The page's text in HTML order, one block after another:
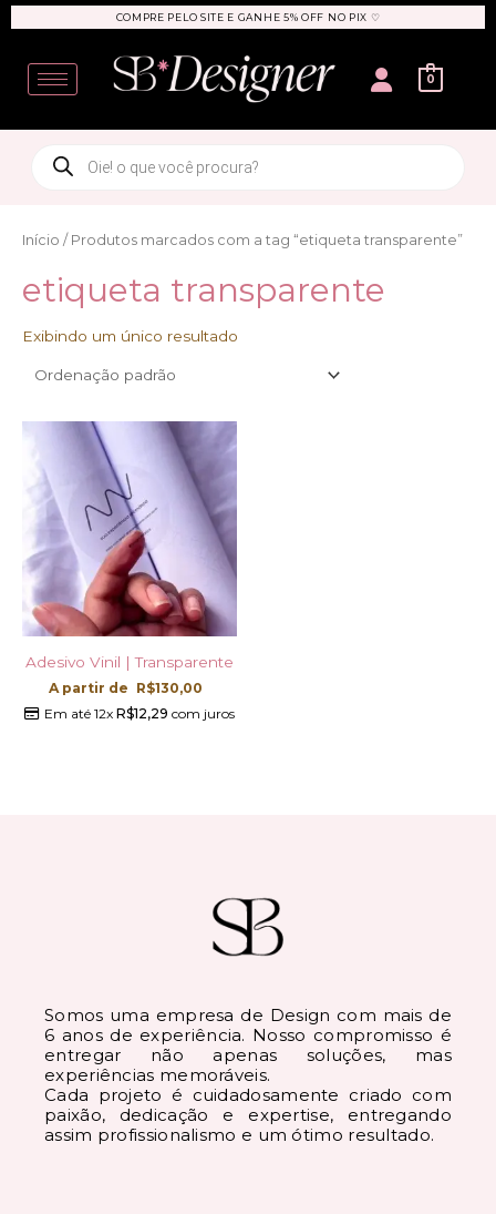
conteúdo
COMPRE PELO SITE E GANHE 5% OFF NO PIX ♡
User
0
search
Início / Produtos marcados com a tag “etiqueta transparente”
etiqueta transparente
Exibindo um único resultado
Adesivo Vinil | Transparente
A partir de R$130,00
Em até 12x R$12,29 com juros
Somos uma empresa de Design com mais de
6 anos de experiência. Nosso compromisso é
entregar não apenas soluções, mas
experiências memoráveis.
Cada projeto é cuidadosamente criado com
paixão, dedicação e expertise, entregando
assim profissionalismo e um ótimo resultado.